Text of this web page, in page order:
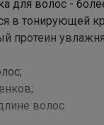
для волос -
в тонирующей
волос.